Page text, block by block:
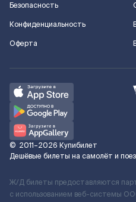
Безопасность
Конфиденциальность
Оферта
© 2011–2026 Купибилет
Дешёвые билеты на самолёт и
Ж/Д билеты предоставляются
с использованием веб-системы